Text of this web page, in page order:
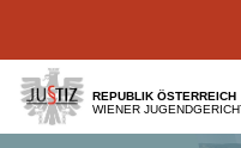
[1]
[2]
[3]
REPUBLIK ÖSTERREICH
WIENER